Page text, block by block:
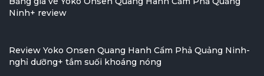
Ninh+ review
Review Yoko Onsen Quang Hanh Cẩm Phả Quảng Ninh-
nghỉ dưỡng+ tắm suối khoáng nóng